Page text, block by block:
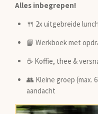
Alles inbegrepen!
🍴 2x uitgebreide
📘 Werkboek met
☕ Koffie, thee &
👥 Kleine groep (max.
aandacht